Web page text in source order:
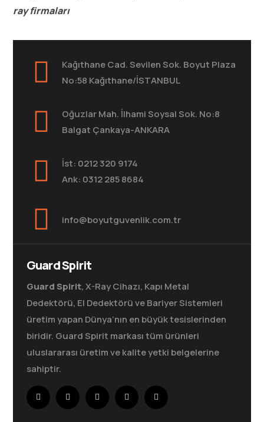
ray firmaları
Kağıthane Cad. Sevilen Sok. Boyut Plaza
No:58 Kağıthane/İSTANBUL
Oğuzlar Mah. İlhami Soysal Sok. No:8
Balgat Çankaya-ANKARA
İst: 0212 320 9174
Ank: 0312 285 8684
info@boyutguvenlik.com.tr
Guard Spirit
Guard Spirit, X-Ray Cihazı, Kapı Metal
Dedektörü, El Dedektörü ve Bariyer Sistemleri
üretim yapan Dünya’nın en büyük tesislerinden
biridir. Guard Spirit markası tüm ürünleri
uluslararası üretim ve kalite yetki belgelerine
sahiptir.